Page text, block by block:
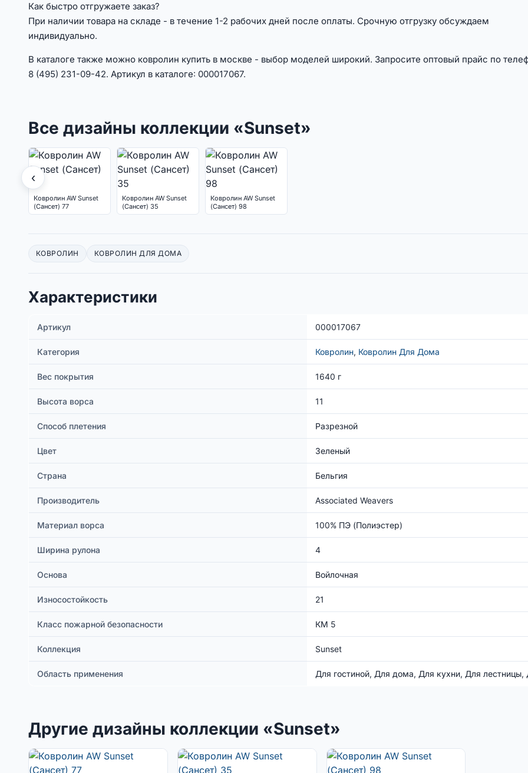
Как быстро отгружаете заказ?
При наличии товара на складе - в течение 1-2 рабочих дней после оплаты. Срочную отгрузку обсуждаем
индивидуально.
В каталоге также можно ковролин купить в москве - выбор моделей широкий. Запросите оптовый прайс по
8 (495) 231-09-42. Артикул в каталоге: 000017067.
Все дизайны коллекции «Sunset»
Ковролин AW Sunset
(Сансет) 77
Ковролин AW Sunset
(Сансет) 35
Ковролин AW Sunset
(Сансет) 98
‹
КОВРОЛИН КОВРОЛИН ДЛЯ ДОМА
Характеристики
Артикул 000017067
Категория Ковролин, Ковролин Для Дома
Вес покрытия 1640 г
Высота ворса 11
Способ плетения Разрезной
Цвет Зеленый
Страна Бельгия
Производитель Associated Weavers
Материал ворса 100% ПЭ (Полиэстер)
Ширина рулона 4
Основа Войлочная
Износостойкость 21
Класс пожарной безопасности КМ 5
Коллекция Sunset
Область применения Для гостиной, Для дома, Для кухни, Для
Другие дизайны коллекции «Sunset»